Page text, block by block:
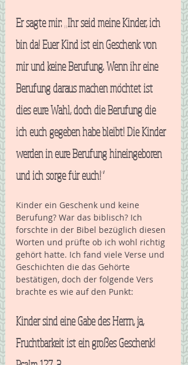
Er sagte mir: „Ihr seid meine Kinder, ich
bin da! Euer Kind ist ein Geschenk von
mir und keine Berufung. Wenn ihr eine
Berufung daraus machen möchtet ist
dies eure Wahl, doch die Berufung die
ich euch gegeben habe bleibt! Die Kinder
werden in eure Berufung hineingeboren
und ich sorge für euch!“
Kinder ein Geschenk und keine
Berufung? War das biblisch? Ich
forschte in der Bibel bezüglich diesen
Worten und prüfte ob ich wohl richtig
gehört hatte. Ich fand viele Verse und
Geschichten die das Gehörte
bestätigen, doch der folgende Vers
brachte es wie auf den Punkt:
Kinder sind eine Gabe des Herrn, ja,
Fruchtbarkeit ist ein großes Geschenk!